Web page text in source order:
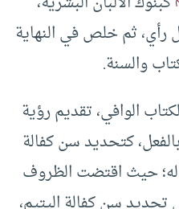
رأي، ثم خلص في النهاية
والسنة.
الوافي، تقديم رؤية
كتحديد سن كفالة
حيث اقتضت الظروف